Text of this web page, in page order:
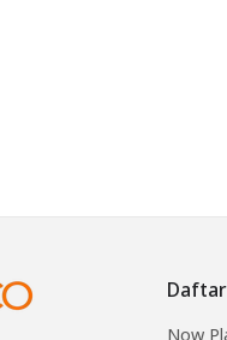
Now